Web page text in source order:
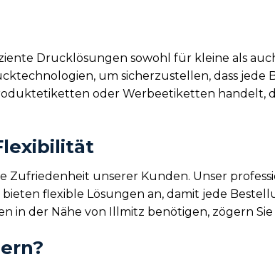
Drucklösungen sowohl für kleine als
um sicherzustellen, dass jede
oder Werbeetiketten handelt,
unserer Kunden. Unser
flexible Lösungen an, damit jede
in der Nähe von Illmitz benötigen, zögern